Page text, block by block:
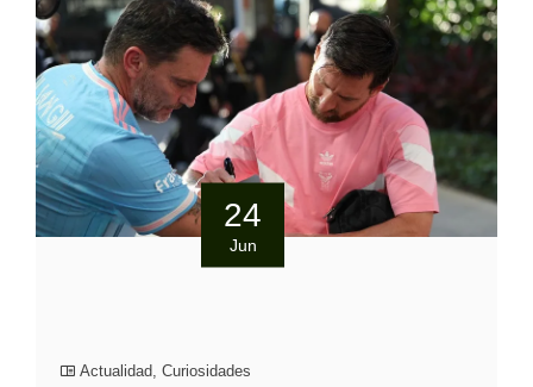
24
Jun
Actualidad, Curiosidades